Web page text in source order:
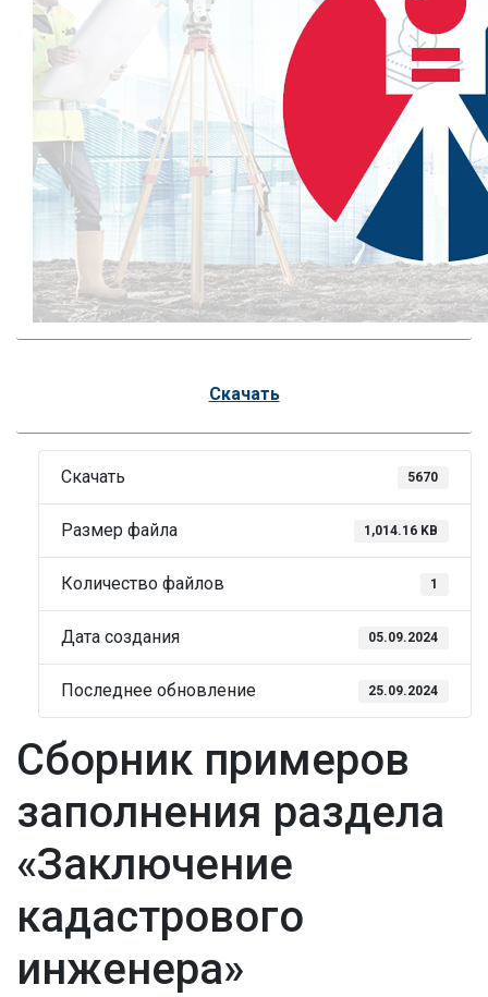
Скачать
Скачать 5670
Размер файла 1,014.16 KB
Количество файлов 1
Дата создания 05.09.2024
Последнее обновление 25.09.2024
Сборник примеров
заполнения раздела
«Заключение
кадастрового
инженера»